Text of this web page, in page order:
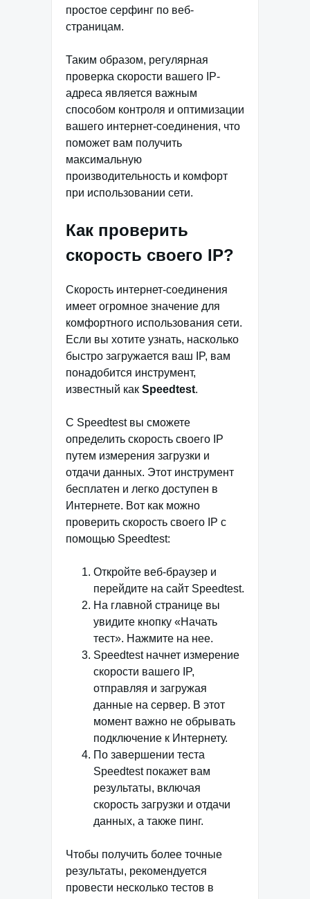
простое серфинг по веб-
страницам.
Таким образом, регулярная
проверка скорости вашего IP-
адреса является важным
способом контроля и оптимизации
вашего интернет-соединения, что
поможет вам получить
максимальную
производительность и комфорт
при использовании сети.
Как проверить
скорость своего IP?
Скорость интернет-соединения
имеет огромное значение для
комфортного использования сети.
Если вы хотите узнать, насколько
быстро загружается ваш IP, вам
понадобится инструмент,
известный как Speedtest.
С Speedtest вы сможете
определить скорость своего IP
путем измерения загрузки и
отдачи данных. Этот инструмент
бесплатен и легко доступен в
Интернете. Вот как можно
проверить скорость своего IP с
помощью Speedtest:
Откройте веб-браузер и
перейдите на сайт Speedtest.
На главной странице вы
увидите кнопку «Начать
тест». Нажмите на нее.
Speedtest начнет измерение
скорости вашего IP,
отправляя и загружая
данные на сервер. В этот
момент важно не обрывать
подключение к Интернету.
По завершении теста
Speedtest покажет вам
результаты, включая
скорость загрузки и отдачи
данных, а также пинг.
Чтобы получить более точные
результаты, рекомендуется
провести несколько тестов в